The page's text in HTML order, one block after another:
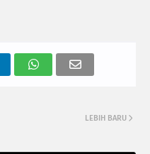
LEBIH BARU